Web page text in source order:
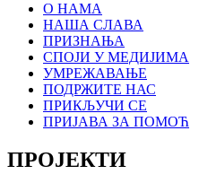
О НАМА
НАША СЛАВА
ПРИЗНАЊА
СПОЈИ У МЕДИЈИМА
УМРЕЖАВАЊЕ
ПОДРЖИТЕ НАС
ПРИКЉУЧИ СЕ
ПРИЈАВА ЗА ПОМОЋ
ПРОЈЕКТИ